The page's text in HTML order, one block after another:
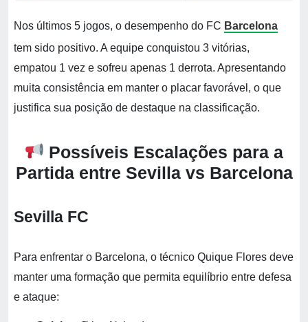
Nos últimos 5 jogos, o desempenho do FC Barcelona
tem sido positivo. A equipe conquistou 3 vitórias,
empatou 1 vez e sofreu apenas 1 derrota. Apresentando
muita consistência em manter o placar favorável, o que
justifica sua posição de destaque na classificação.
Possíveis Escalações para a
Partida entre Sevilla vs Barcelona
Sevilla FC
Para enfrentar o Barcelona, o técnico Quique Flores deve
manter uma formação que permita equilíbrio entre defesa
e ataque: